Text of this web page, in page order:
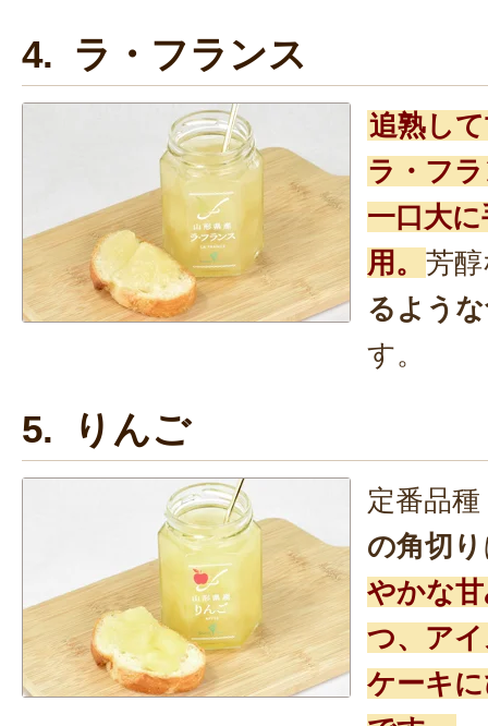
4. ラ・フランス
追熟し
ラ・フ
一口大
用。 芳
るよう
す。
5. りんご
定番品
の角切り
やかな
つ、ア
ケーキ